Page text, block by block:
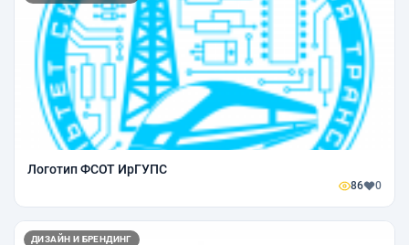
Логотип ФСОТ ИрГУПС
86 0
ДИЗАЙН И БРЕНДИНГ